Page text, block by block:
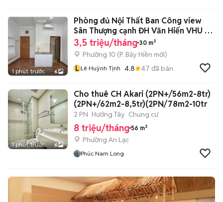
1 phút trước 6
Phòng đủ Nội Thất Ban Công view
Sân Thượng cạnh ĐH Văn Hiến VHU 5
phút
3,5 triệu/tháng 30 m²
Phường 10 (P. Bảy Hiền mới)
L Lê Huỳnh Tịnh 4.8 47 đã bán
1 phút trước 6
Cho thuê CH Akari (2PN+/56m2-8tr)
(2PN+/62m2-8,5tr)(2PN/78m2-10tr
2 PN Hướng Tây Chung cư
8 triệu/tháng 56 m²
Phường An Lạc
Phúc Nam Long